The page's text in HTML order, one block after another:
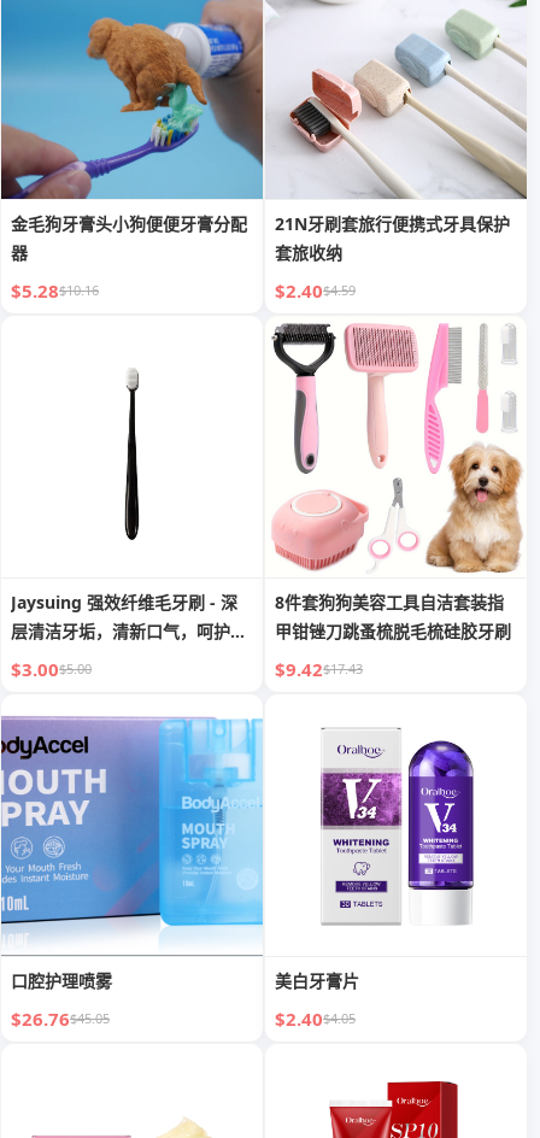
金毛狗牙膏头小狗便便牙膏分配
器
$5.28$10.16
21N牙刷套旅行便携式牙具保护
套旅收纳
$2.40$4.59
Jaysuing 强效纤维毛牙刷 - 深
层清洁牙垢，清新口气，呵护口
腔健康
$3.00$5.00
8件套狗狗美容工具自洁套装指
甲钳锉刀跳蚤梳脱毛梳硅胶牙刷
$9.42$17.43
口腔护理喷雾
$26.76$45.05
美白牙膏片
$2.40$4.05